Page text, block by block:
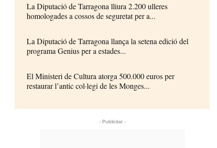
La Diputació de Tarragona lliura 2.200 ulleres
homologades a cossos de seguretat per a...
La Diputació de Tarragona llança la setena edició del
programa Genius per a estades...
El Ministeri de Cultura atorga 500.000 euros per
restaurar l’antic col·legi de les Monges...
- Publicitat -